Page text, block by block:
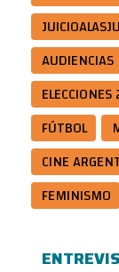
AUDIENCIAS
FÚTBOL
CINE
FEMINISMO